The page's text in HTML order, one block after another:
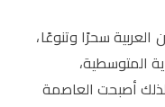
سحرًا وتنوعًا،
المتوسطية،
أصبحت العاصمة